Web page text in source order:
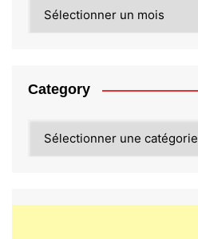
Category